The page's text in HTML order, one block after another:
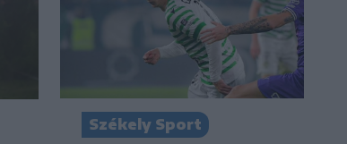
Székely Sport